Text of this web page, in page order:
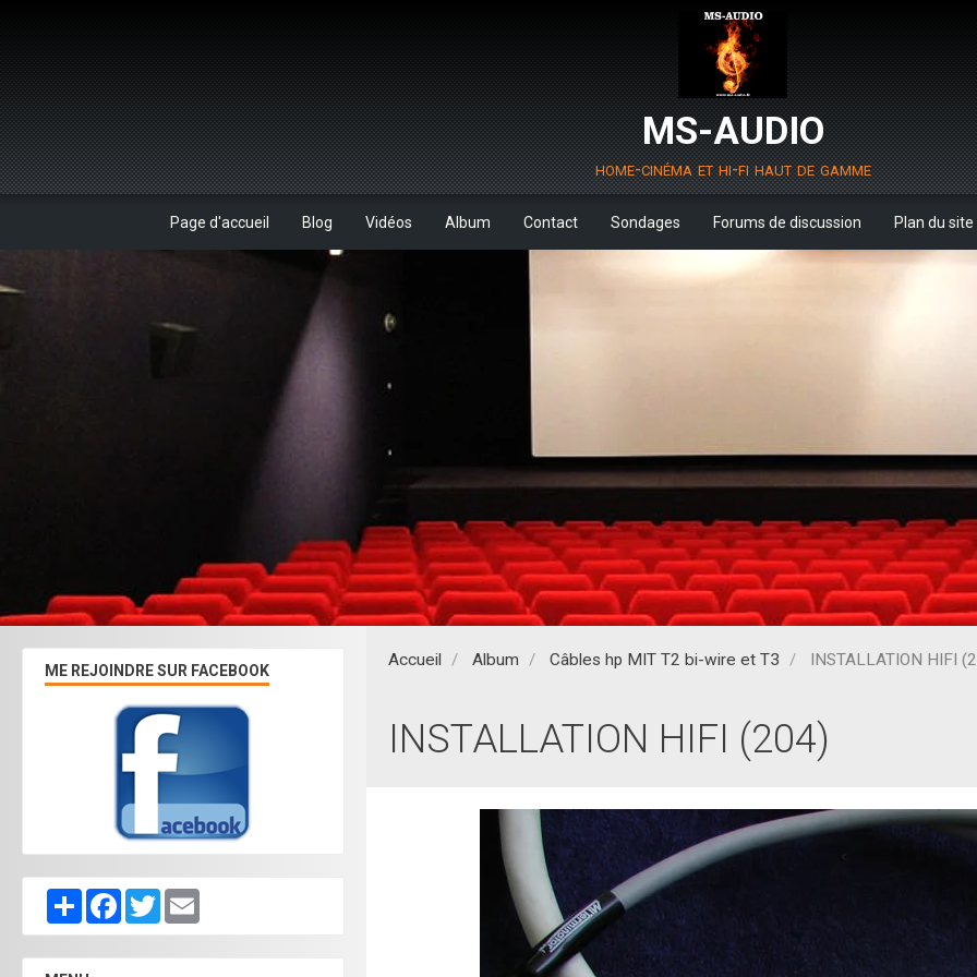
MS-AUDIO
home-cinéma et hi-fi haut de gamme
Page d'accueil Blog Vidéos Album Contact Sondages Forums de discussion Plan du site
Accueil Album Câbles hp MIT T2 bi-wire et T3 INSTALLATION HIFI
INSTALLATION HIFI (204)
ME REJOINDRE SUR FACEBOOK
PartagerFacebook
Twitter